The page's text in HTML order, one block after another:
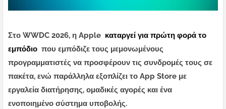
Στο WWDC 2026, η Apple καταργεί για πρώτη φορά το
εμπόδιο που εμπόδιζε τους μεμονωμένους
προγραμματιστές να προσφέρουν τις συνδρομές τους σε
πακέτα, ενώ παράλληλα εξοπλίζει το App Store με
εργαλεία διατήρησης, ομαδικές αγορές και ένα
ενοποιημένο σύστημα υποβολής.